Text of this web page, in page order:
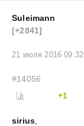
Suleimann
[+2841]
21 июля 2016 09:32
#14056
+1
sirius